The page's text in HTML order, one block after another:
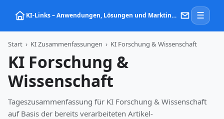
KI‑Links – Anwendungen, Lösungen und Marktinformationen zu Künstlicher Intelligenz ☰
Start › KI Zusammenfassungen › KI Forschung & Wissenschaft
KI Forschung &
Wissenschaft
Tageszusammenfassung für KI Forschung & Wissenschaft
auf Basis der bereits verarbeiteten Artikel-